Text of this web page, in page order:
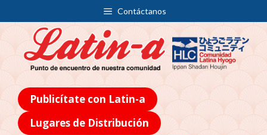
Contáctanos
Publicítate con Latin-a
Lugares de Distribución